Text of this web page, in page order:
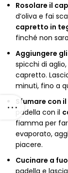
Rosolare il
d’oliva e fai
capretto in
finché non
Aggiungere
spicchi di
capretto.
minuti, fino a
Sfumare con
padella con il
fiamma per
evaporato,
piacere.
Cucinare a